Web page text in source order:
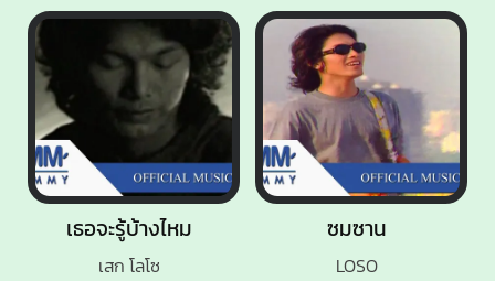
ซมซาน
LOSO
เธอจะรู้บ้างไหม
เสก โลโซ